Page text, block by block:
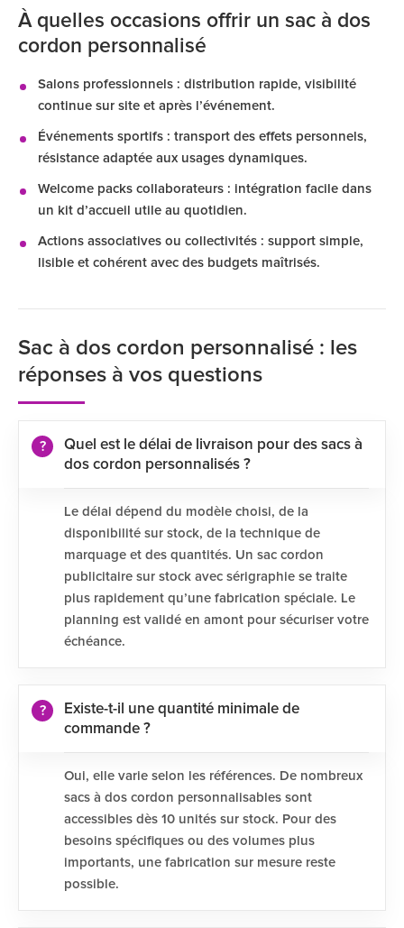
À quelles occasions offrir un sac à dos
cordon personnalisé
Salons professionnels : distribution rapide, visibilité
continue sur site et après l’événement.
Événements sportifs : transport des effets personnels,
résistance adaptée aux usages dynamiques.
Welcome packs collaborateurs : intégration facile dans
un kit d’accueil utile au quotidien.
Actions associatives ou collectivités : support simple,
lisible et cohérent avec des budgets maîtrisés.
Sac à dos cordon personnalisé : les
réponses à vos questions
Quel est le délai de livraison pour des sacs à
dos cordon personnalisés ?
Le délai dépend du modèle choisi, de la
disponibilité sur stock, de la technique de
marquage et des quantités. Un sac cordon
publicitaire sur stock avec sérigraphie se traite
plus rapidement qu’une fabrication spéciale. Le
planning est validé en amont pour sécuriser votre
échéance.
Existe-t-il une quantité minimale de
commande ?
Oui, elle varie selon les références. De nombreux
sacs à dos cordon personnalisables sont
accessibles dès 10 unités sur stock. Pour des
besoins spécifiques ou des volumes plus
importants, une fabrication sur mesure reste
possible.